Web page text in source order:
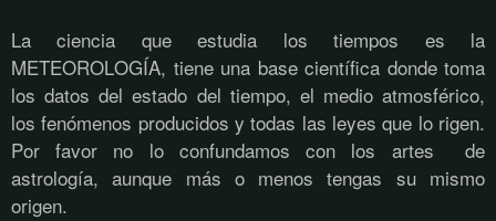
La ciencia que estudia los tiempos es la
METEOROLOGÍA, tiene una base científica donde toma
los datos del estado del tiempo, el medio atmosférico,
los fenómenos producidos y todas las leyes que lo rigen.
Por favor no lo confundamos con los artes de
astrología, aunque más o menos tengas su mismo
origen.